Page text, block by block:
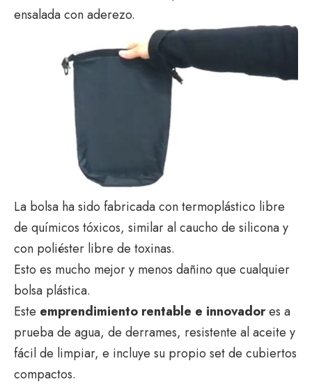
ensalada con aderezo.
La bolsa ha sido fabricada con termoplástico libre
de químicos tóxicos, similar al caucho de silicona y
con poliéster libre de toxinas.
Esto es mucho mejor y menos dañino que cualquier
bolsa plástica.
Este emprendimiento rentable e innovadores a
prueba de agua, de derrames, resistente al aceite y
fácil de limpiar, e incluye su propio set de cubiertos
compactos.